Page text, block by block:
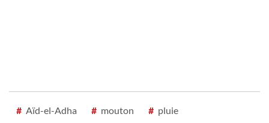
# Aïd-el-Adha # mouton # pluie